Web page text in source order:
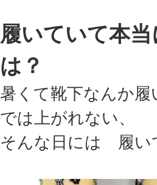
履いていて本
は？
暑くて靴下なんか
では上がれない、
そんな日には 履い